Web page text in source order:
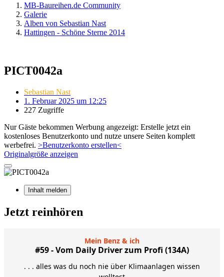
MB-Baureihen.de Community
Galerie
Alben von Sebastian Nast
Hattingen - Schöne Sterne 2014
PICT0042a
Sebastian Nast
1. Februar 2025 um 12:25
227 Zugriffe
Nur Gäste bekommen Werbung angezeigt: Erstelle jetzt ein
kostenloses Benutzerkonto und nutze unsere Seiten komplett
werbefrei. >Benutzerkonto erstellen<
Originalgröße anzeigen
Inhalt melden
Jetzt reinhören